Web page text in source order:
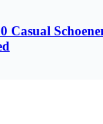
Casual